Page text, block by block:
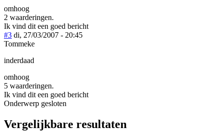
omhoog
2 waarderingen.
Ik vind dit een goed bericht
#3 di, 27/03/2007 - 20:45
Tommeke
inderdaad
omhoog
5 waarderingen.
Ik vind dit een goed bericht
Onderwerp gesloten
Vergelijkbare resultaten